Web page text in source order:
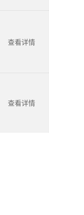
查看详情
查看详情